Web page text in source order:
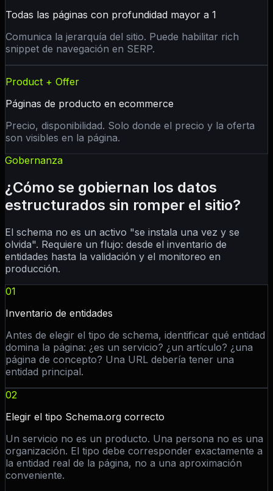
Todas las páginas con profundidad mayor a 1
Comunica la jerarquía del sitio. Puede habilitar rich
snippet de navegación en SERP.
Product + Offer
Páginas de producto en ecommerce
Precio, disponibilidad. Solo donde el precio y la oferta
son visibles en la página.
Gobernanza
¿Cómo se gobiernan los datos
estructurados sin romper el sitio?
El schema no es un activo "se instala una vez y se
olvida". Requiere un flujo: desde el inventario de
entidades hasta la validación y el monitoreo en
producción.
01
Inventario de entidades
Antes de elegir el tipo de schema, identificar qué entidad
domina la página: ¿es un servicio? ¿un artículo? ¿una
página de concepto? Una URL debería tener una
entidad principal.
02
Elegir el tipo Schema.org correcto
Un servicio no es un producto. Una persona no es una
organización. El tipo debe corresponder exactamente a
la entidad real de la página, no a una aproximación
conveniente.